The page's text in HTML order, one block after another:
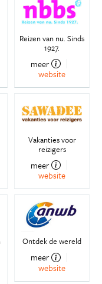
Reizen van nu. Sinds
1927.
meer
website
Vakanties voor
reizigers
meer
website
Ontdek de wereld
meer
website